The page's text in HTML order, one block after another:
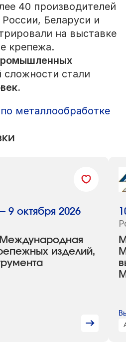
40 производителей
Беларуси и
на выставке
крепежа.
стали
металлообработке
Международная
изделий,
9 октября 2026